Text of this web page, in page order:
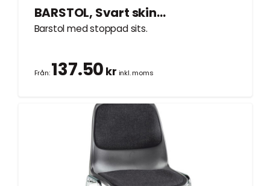
BARSTOL, Svart skinn, cromben
Barstol med stoppad sits.
Från:137.50 kr inkl. moms